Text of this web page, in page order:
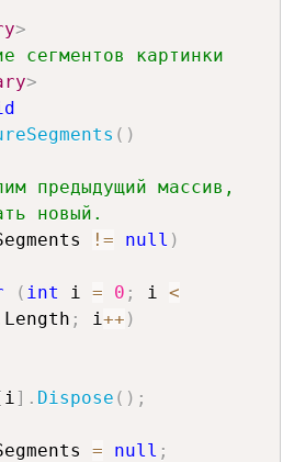
>
сегментов картинки
>
( )
предыдущий массив,
новый.
!= null )
( int i = 0 ; i <
Length ; i++ )
[ i] . Dispose ( ) ;
pbSegments
= null ;